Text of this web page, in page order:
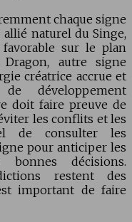
chaque signe
allié naturel du Singe,
sur le plan
autre signe
créatrice accrue et
développement
doit faire preuve de
les conflits et les
de consulter les
pour anticiper les
décisions.
restent des
important de faire